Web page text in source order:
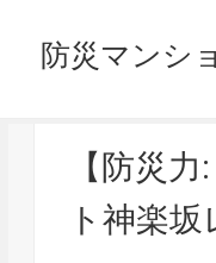
防災マンシ
【防災
ト神楽